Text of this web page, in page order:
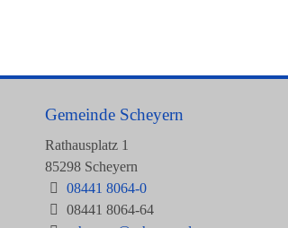
Gemeinde Scheyern
Rathausplatz 1
85298 Scheyern
08441 8064-0
08441 8064-64